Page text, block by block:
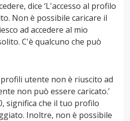
dice ‘L'accesso al profilo
Non è possibile caricare il
ad accedere al mio
C'è qualcuno che può
utente non è riuscito ad
non può essere caricato.’
significa che il tuo profilo
Inoltre, non è possibile